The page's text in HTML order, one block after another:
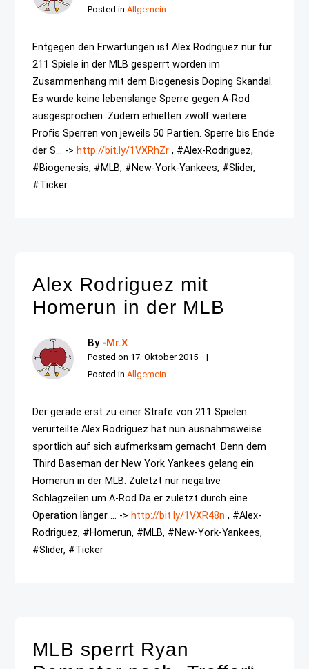
Posted inAllgemein
Entgegen den Erwartungen ist Alex Rodriguez nur für
211 Spiele in der MLB gesperrt worden im
Zusammenhang mit dem Biogenesis Doping Skandal.
Es wurde keine lebenslange Sperre gegen A-Rod
ausgesprochen. Zudem erhielten zwölf weitere
Profis Sperren von jeweils 50 Partien. Sperre bis Ende
der S... -> http://bit.ly/1VXRhZr , #Alex-Rodriguez,
#Biogenesis, #MLB, #New-York-Yankees, #Slider,
#Ticker
Alex Rodriguez mit
Homerun in der MLB
By -Mr.X
Posted on 17. Oktober 2015
Posted inAllgemein
Der gerade erst zu einer Strafe von 211 Spielen
verurteilte Alex Rodriguez hat nun ausnahmsweise
sportlich auf sich aufmerksam gemacht. Denn dem
Third Baseman der New York Yankees gelang ein
Homerun in der MLB. Zuletzt nur negative
Schlagzeilen um A-Rod Da er zuletzt durch eine
Operation länger ... -> http://bit.ly/1VXR48n , #Alex-
Rodriguez, #Homerun, #MLB, #New-York-Yankees,
#Slider, #Ticker
MLB sperrt Ryan